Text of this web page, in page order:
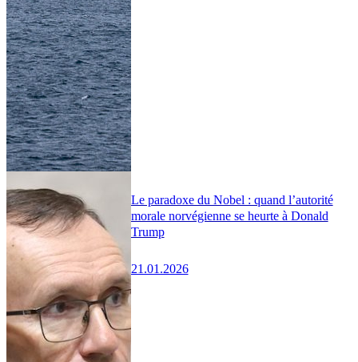
Le paradoxe du Nobel : quand l’autorité
morale norvégienne se heurte à Donald
Trump
21.01.2026